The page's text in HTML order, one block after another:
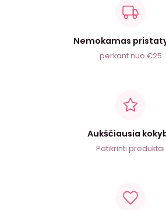
Nemokamas
perkant nuo €25
Aukščiausia
Patikrinti produktai